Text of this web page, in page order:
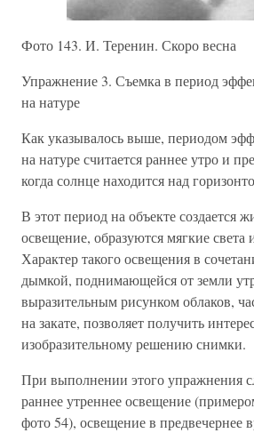
Фото 143. И. Теренин. Скоро весна
Упражнение 3. Съемка в период
на натуре
Как указывалось выше, периодом
на натуре считается раннее утро и
когда солнце находится над
В этот период на объекте создается
освещение, образуются мягкие
Характер такого освещения в
дымкой, поднимающейся от земли
выразительным рисунком облаков,
на закате, позволяет получить
изобразительному решению снимки.
При выполнении этого упражнения
раннее утреннее освещение
фото 54), освещение в предвечернее